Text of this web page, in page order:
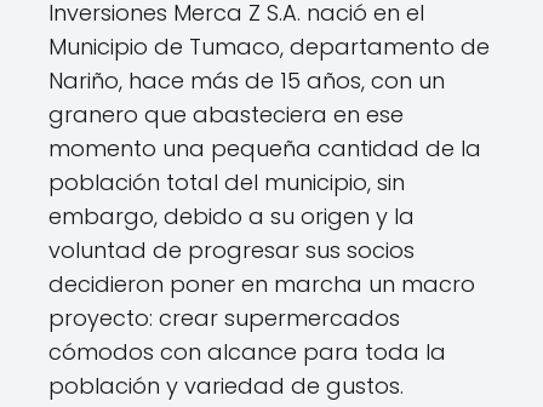
Inversiones Merca Z S.A. nació en el
Municipio de Tumaco, departamento de
Nariño, hace más de 15 años, con un
granero que abasteciera en ese
momento una pequeña cantidad de la
población total del municipio, sin
embargo, debido a su origen y la
voluntad de progresar sus socios
decidieron poner en marcha un macro
proyecto: crear supermercados
cómodos con alcance para toda la
población y variedad de gustos.